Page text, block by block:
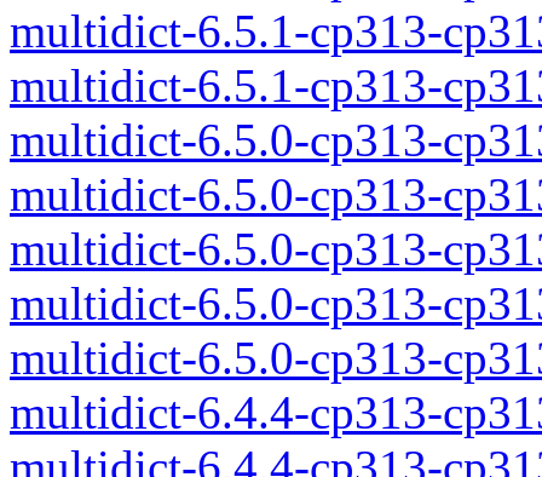
multidict-6.5.1-cp313-
multidict-6.5.1-cp313-
multidict-6.5.0-cp313-
multidict-6.5.0-cp313-
multidict-6.5.0-cp313-
multidict-6.5.0-cp313-
multidict-6.5.0-cp313-
multidict-6.4.4-cp313-
multidict-6.4.4-cp313-